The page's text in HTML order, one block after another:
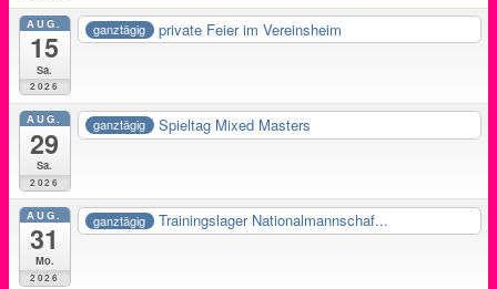
AUG.
15
Sa.
2026
ganztägig private Feier im Vereinsheim
AUG.
29
Sa.
2026
ganztägig Spieltag Mixed Masters
AUG.
31
Mo.
2026
ganztägig Trainingslager Nationalmannschaf...